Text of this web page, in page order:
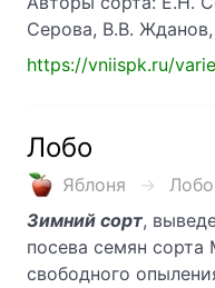
Серова, В.В.
https://vniispk.ru/
Лобо
Яблоня
Лобо
Зимний сорт,
посева семян сорта
свободного